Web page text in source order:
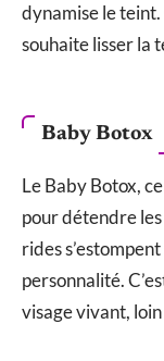
dynamise le
souhaite lisser la
Baby Botox
Le Baby Botox,
pour détendre les
rides
personnalité.
visage vivant,